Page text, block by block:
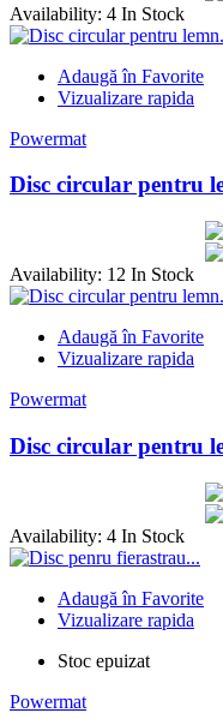
Availability: 4 In Stock
Adaugă în Favorite
Vizualizare rapida
Powermat
Disc circular pentru
Availability: 12 In Stock
Adaugă în Favorite
Vizualizare rapida
Powermat
Disc circular pentru
Availability: 4 In Stock
Adaugă în Favorite
Vizualizare rapida
Stoc epuizat
Powermat